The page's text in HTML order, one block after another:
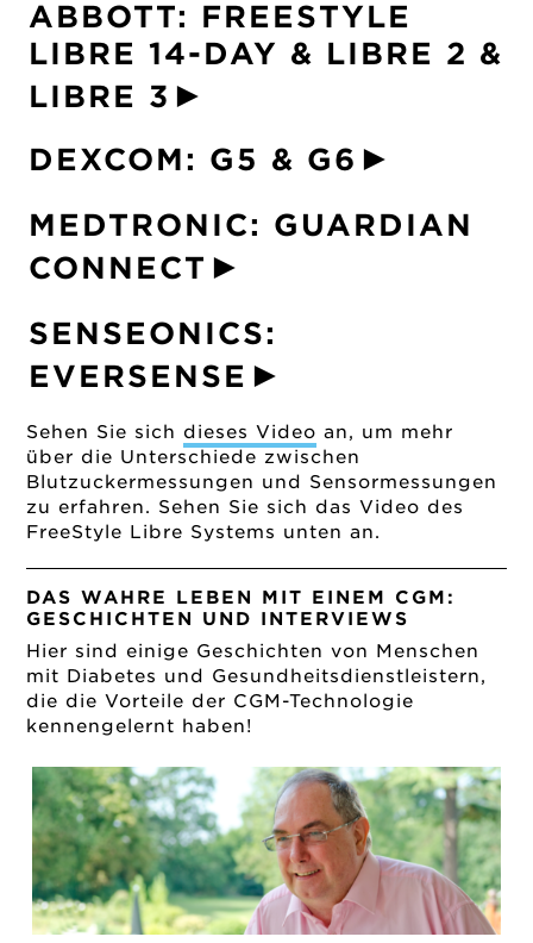
ABBOTT: FREESTYLE
LIBRE 14-DAY & LIBRE 2 &
LIBRE 3 ►
DEXCOM: G5 & G6 ►
MEDTRONIC: GUARDIAN
CONNECT ►
SENSEONICS:
EVERSENSE ►
Sehen Sie sich dieses Video an, um mehr
über die Unterschiede zwischen
Blutzuckermessungen und Sensormessungen
zu erfahren. Sehen Sie sich das Video des
FreeStyle Libre Systems unten an.
DAS WAHRE LEBEN MIT EINEM CGM:
GESCHICHTEN UND INTERVIEWS
Hier sind einige Geschichten von Menschen
mit Diabetes und Gesundheitsdienstleistern,
die die Vorteile der CGM-Technologie
kennengelernt haben!